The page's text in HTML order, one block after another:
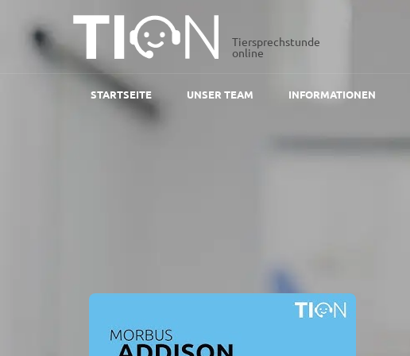
Tiersprechstunde
online
STARTSEITE UNSER TEAM INFORMATIONEN